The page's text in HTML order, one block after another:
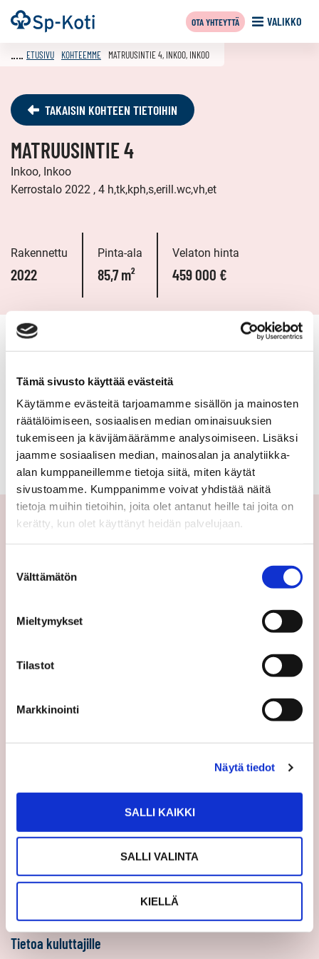
Tämä sivusto käyttää evästeitä
Käytämme evästeitä tarjoamamme sisällön ja mainosten
räätälöimiseen, sosiaalisen median ominaisuuksien
tukemiseen ja kävijämäärämme analysoimiseen. Lisäksi
jaamme sosiaalisen median, mainosalan ja analytiikka-
alan kumppaneillemme tietoja siitä, miten käytät
sivustoamme. Kumppanimme voivat yhdistää näitä
tietoja muihin tietoihin, joita olet antanut heille tai joita on
kerätty, kun olet käyttänyt heidän palvelujaan.
valinta
Välttämätön
Mieltymykset
Tilastot
Markkinointi
Näytä tiedot
SALLI KAIKKI
SALLI VALINTA
KIELLÄ
Siirry
sisältöön
Etusivu VALIKKO
OTA YHTEYTTÄ
ETUSIVU KOHTEEMME MATRUUSINTIE 4, INKOO, INKOO
TAKAISIN KOHTEEN TIETOIHIN
MATRUUSINTIE 4
Inkoo, Inkoo
Kerrostalo 2022 , 4 h,tk,kph,s,erill.wc,vh,et
Rakennettu
2022
Pinta-ala
85,7 m²
Velaton hinta
459 000 €
TAKAISIN KOHTEEN TIETOIHIN
Välittäjämme
Medialle
Suosittele
Vinkit
Uratarinat
Töihin Sp-Kotiin
Välittäjäksi
Tietoa kuluttajille